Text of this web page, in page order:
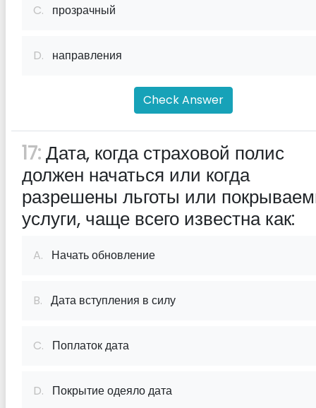
C. прозрачный
D. направления
Check Answer
17:Дата, когда страховой полис
должен начаться или когда
разрешены льготы или
услуги, чаще всего известна как:
A. Начать обновление
B. Дата вступления в силу
C. Поплаток дата
D. Покрытие одеяло дата